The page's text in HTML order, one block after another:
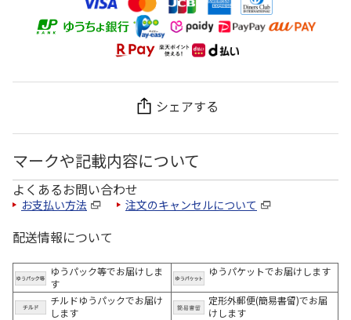
シェアする
マークや記載内容について
よくあるお問い合わせ
お支払い方法 注文のキャンセルについて
配送情報について
ゆうパック等でお届けしま
す
ゆうパケットでお届けします
チルドゆうパックでお届け
します
定形外郵便(簡易書留)でお届
けします